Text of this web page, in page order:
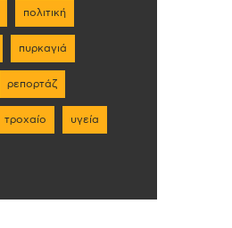
πολιτική
πυρκαγιά
ρεπορτάζ
τροχαίο υγεία